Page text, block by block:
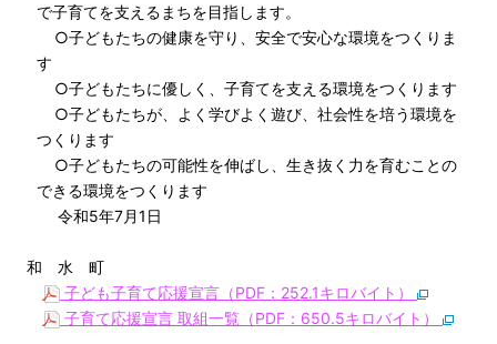
で子育てを支えるまちを目指します。
○子どもたちの健康を守り、安全で安心な環境をつくりま
す
○子どもたちに優しく、子育てを支える環境をつくります
○子どもたちが、よく学びよく遊び、社会性を培う環境を
つくります
○子どもたちの可能性を伸ばし、生き抜く力を育むことの
できる環境をつくります
令和5年7月1日
和 水 町
子ども子育て応援宣言（PDF：252.1キロバイト）
子育て応援宣言 取組一覧（PDF：650.5キロバイト）